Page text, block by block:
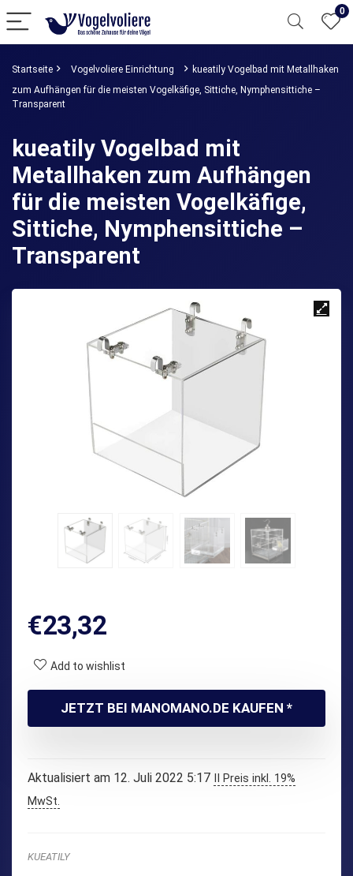
0
Startseite Vogelvoliere Einrichtung
kueatily Vogelbad mit Metallhaken
zum Aufhängen für die meisten Vogelkäfige, Sittiche, Nymphensittiche –
Transparent
kueatily Vogelbad mit
Metallhaken zum Aufhängen
für die meisten Vogelkäfige,
Sittiche, Nymphensittiche –
Transparent
€23,32
Add to wishlist
JETZT BEI MANOMANO.DE KAUFEN *
Aktualisiert am 12. Juli 2022 5:17
II Preis inkl. 19%
MwSt.
KUEATILY